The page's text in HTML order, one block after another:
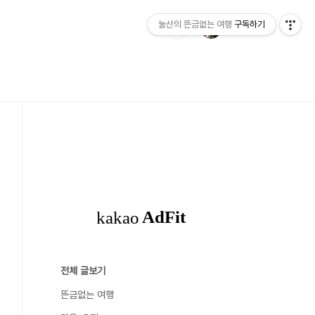
전체 글보기
뜬금없는 여행
눌산의 뜬금없는 여행 구독하기